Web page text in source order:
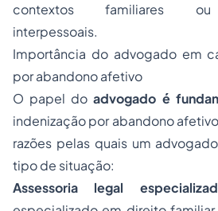
contextos familiares ou
interpessoais.
Importância do advogado em
por abandono afetivo
O papel doadvogado é
indenização por abandono
razões pelas quais um
tipo de situação:
Assessoria legal